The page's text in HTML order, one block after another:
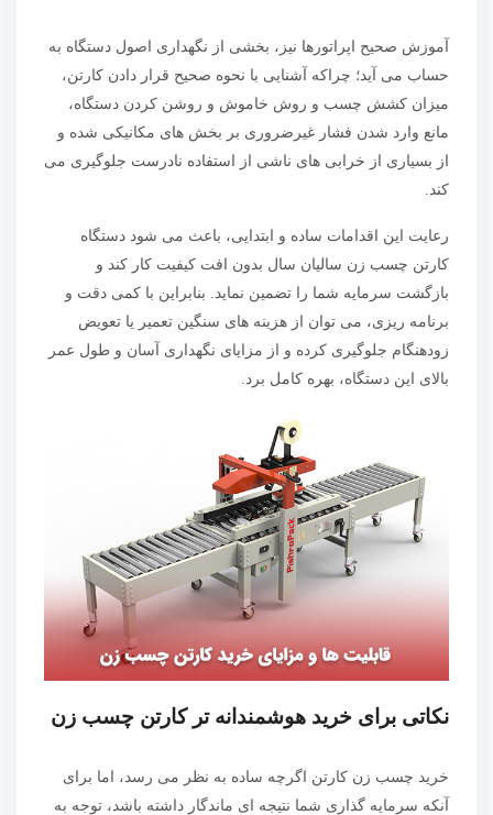
آموزش صحیح اپراتورها نیز، بخشی از نگهداری اصول دستگاه به
حساب می آید؛ چراکه آشنایی با نحوه صحیح قرار دادن کارتن،
میزان کشش چسب و روش خاموش و روشن کردن دستگاه،
مانع وارد شدن فشار غیرضروری بر بخش های مکانیکی شده و
از بسیاری از خرابی های ناشی از استفاده نادرست جلوگیری می
کند.
رعایت این اقدامات ساده و ابتدایی، باعث می شود دستگاه
کارتن چسب زن سالیان سال بدون افت کیفیت کار کند و
بازگشت سرمایه شما را تضمین نماید. بنابراین با کمی دقت و
برنامه ریزی، می توان از هزینه های سنگین تعمیر یا تعویض
زودهنگام جلوگیری کرده و از مزایای نگهداری آسان و طول عمر
بالای این دستگاه، بهره کامل برد.
نکاتی برای خرید هوشمندانه تر کارتن چسب زن
خرید چسب زن کارتن اگرچه ساده به نظر می رسد، اما برای
آنکه سرمایه گذاری شما نتیجه ای ماندگار داشته باشد، توجه به